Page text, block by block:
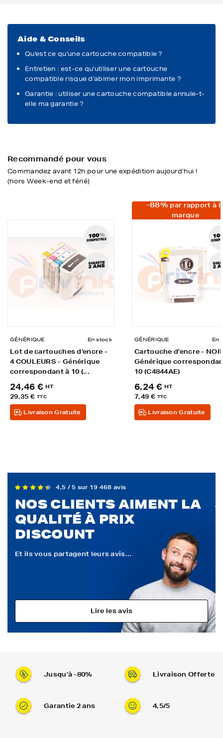
Aide & Conseils
Qu'est ce qu'une cartouche compatible ?
Entretien : est-ce qu'utiliser une cartouche
compatible risque d'abimer mon imprimante ?
Garantie : utiliser une cartouche compatible annule-t-
elle ma garantie ?
Recommandé pour vous
Commandez avant 12h pour une expédition aujourd’hui !
(hors Week-end et férié)
GÉNÉRIQUE En stock
Lot de cartouches d'encre -
4 COULEURS - Générique
correspondant à 10 (...
24,46 € HT
29,35 € TTC
Livraison Gratuite
-88% par rapport à
marque
GÉNÉRIQUE En
Cartouche d'encre -
Générique
10 (C4844AE)
6,24 € HT
7,49 € TTC
Livraison Gratuite
4,5 / 5 sur 19 468 avis
NOS CLIENTS AIMENT LA
QUALITÉ À PRIX
DISCOUNT
Et ils vous partagent leurs avis...
Lire les avis
Jusqu’à -80% Livraison Offerte
Garantie 2 ans 4,5/5